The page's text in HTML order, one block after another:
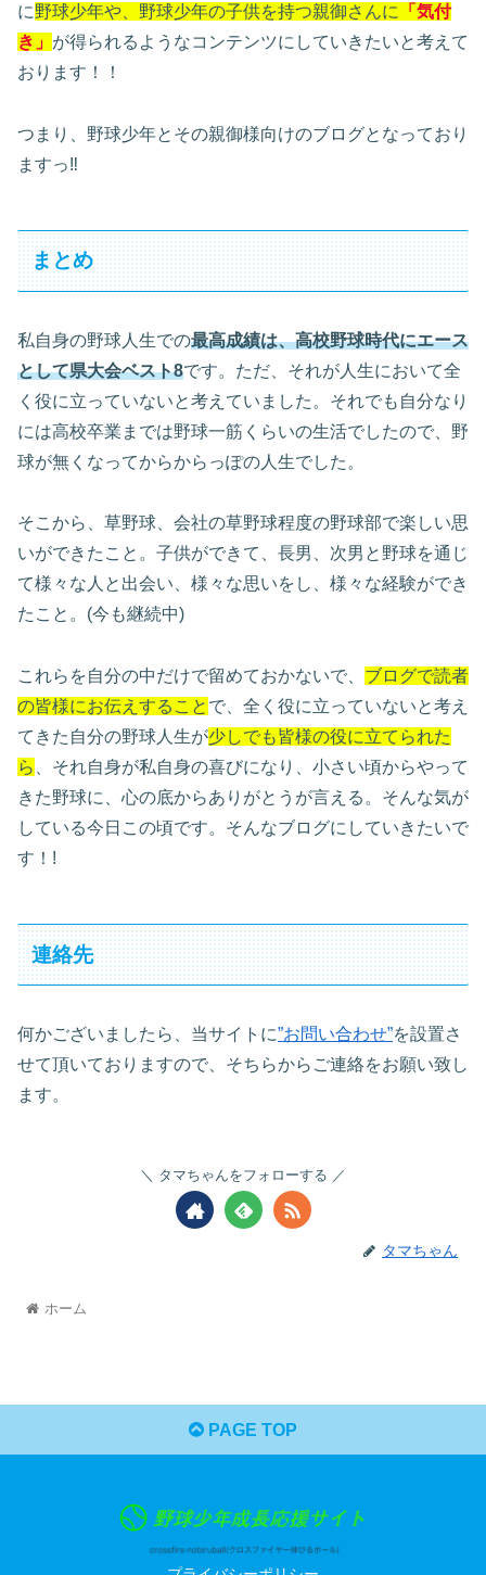
に野球少年や、野球少年の子供を持つ親御さんに
「気付
き」 が得られるようなコンテンツにしていきたいと考えて
おります！！
つまり、野球少年とその親御様向けのブログとなっており
ますっ‼
まとめ
私自身の野球人生での最高成績は、高校野球時代にエース
として県大会ベスト8です。ただ、それが人生において全
く役に立っていないと考えていました。それでも自分なり
には高校卒業までは野球一筋くらいの生活でしたので、野
球が無くなってからからっぽの人生でした。
そこから、草野球、会社の草野球程度の野球部で楽しい思
いができたこと。子供ができて、長男、次男と野球を通じ
て様々な人と出会い、様々な思いをし、様々な経験ができ
たこと。(今も継続中)
これらを自分の中だけで留めておかないで、 ブログで読者
の皆様にお伝えすること で、全く役に立っていないと考え
てきた自分の野球人生が少しでも皆様の役に立てられた
ら
、それ自身が私自身の喜びになり、小さい頃からやって
きた野球に、心の底からありがとうが言える。そんな気が
している今日この頃です。そんなブログにしていきたいで
す！!
連絡先
何かございましたら、当サイトに”お問い合わせ”を設置さ
せて頂いておりますので、そちらからご連絡をお願い致し
ます。
タマちゃんをフォローする
タマちゃん
ホーム
PAGE TOP